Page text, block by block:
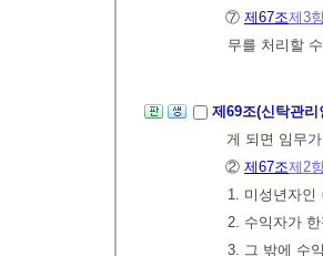
⑦ 제67조제3
무를 처리할
제69조(신탁관
게 되면 임무
② 제67조제2
1. 미성년자인
2. 수익자가
3. 그 밖에 수